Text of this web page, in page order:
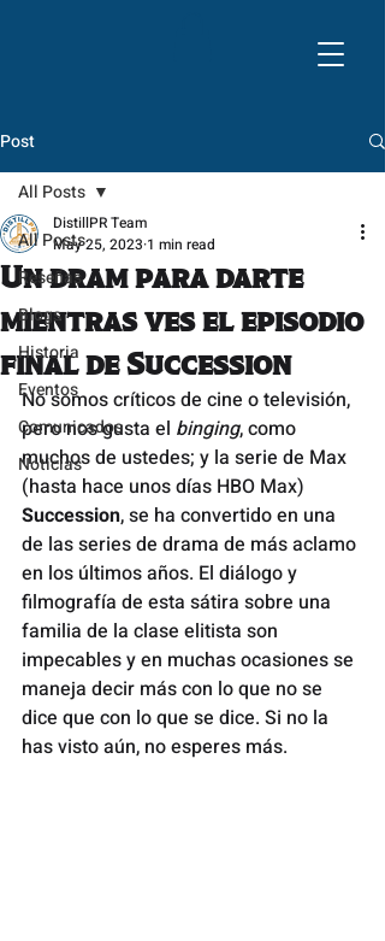
Post
All Posts
Reseñas
Blogs
Historia
Eventos
Comunicados
Noticias
All Posts
Un dram para darte
mientras ves el episodio
final de Succession
DistillPR Team
May 25, 2023 1 min read
No somos críticos de cine o televisión,
pero nos gusta el binging, como
muchos de ustedes; y la serie de Max
(hasta hace unos días HBO Max)
Succession, se ha convertido en una
de las series de drama de más aclamo
en los últimos años. El diálogo y
filmografía de esta sátira sobre una
familia de la clase elitista son
impecables y en muchas ocasiones se
maneja decir más con lo que no se
dice que con lo que se dice. Si no la
has visto aún, no esperes más.